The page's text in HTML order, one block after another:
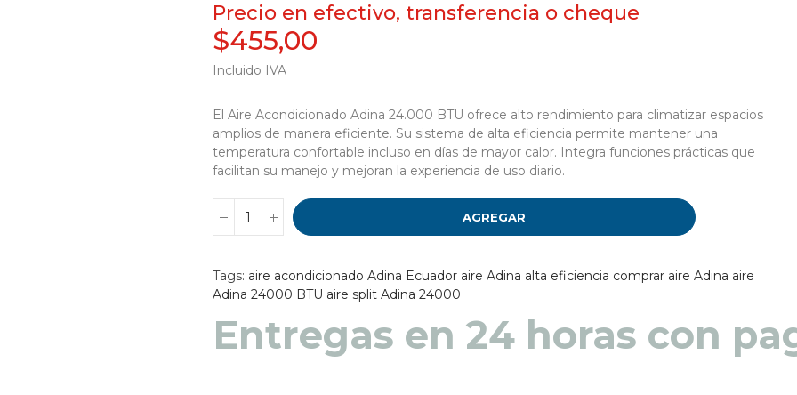
Precio en efectivo, transferencia o cheque
$455,00
Incluido IVA
El Aire Acondicionado Adina 24.000 BTU ofrece alto rendimiento para climatizar espacios
amplios de manera eficiente. Su sistema de alta eficiencia permite mantener una
temperatura confortable incluso en días de mayor calor. Integra funciones prácticas que
facilitan su manejo y mejoran la experiencia de uso diario.
AGREGAR
Tags: aire acondicionado Adina Ecuador aire Adina alta eficiencia comprar aire Adina aire
Adina 24000 BTU aire split Adina 24000
Entregas en 48 a 72 horas